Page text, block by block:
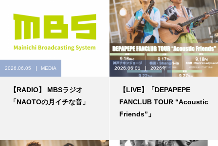
2026.06.05 MEDIA
【RADIO】 MBSラジオ
「NAOTOの月イチな音」
2026.06.01 2026年
【LIVE】「DEPAPEPE
FANCLUB TOUR “Acoustic
Friends”」